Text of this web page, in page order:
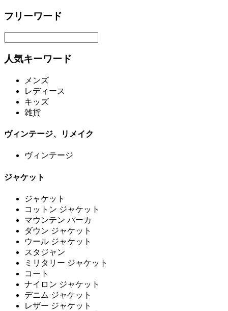
フリーワード
人気キーワード
メンズ
レディース
キッズ
雑貨
ヴィンテージ、リメイク
ヴィンテージ
ジャケット
ジャケット
コットン ジャケット
マウンテン パーカ
ダウン ジャケット
ウール ジャケット
スタジャン
ミリタリー ジャケット
コート
ナイロン ジャケット
デニム ジャケット
レザー ジャケット